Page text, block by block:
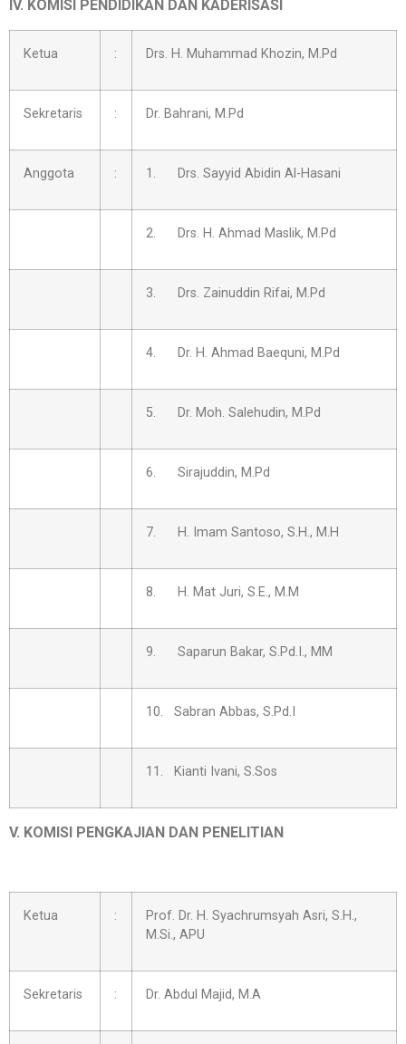
IV. KOMISI PENDIDIKAN DAN KADERISASI
Ketua : Drs. H. Muhammad Khozin, M.Pd
Sekretaris : Dr. Bahrani, M.Pd
Anggota : 1. Drs. Sayyid Abidin Al-Hasani
2. Drs. H. Ahmad Maslik, M.Pd
3. Drs. Zainuddin Rifai, M.Pd
4. Dr. H. Ahmad Baequni, M.Pd
5. Dr. Moh. Salehudin, M.Pd
6. Sirajuddin, M.Pd
7. H. Imam Santoso, S.H., M.H
8. H. Mat Juri, S.E., M.M
9. Saparun Bakar, S.Pd.I., MM
10. Sabran Abbas, S.Pd.I
11. Kianti Ivani, S.Sos
V. KOMISI PENGKAJIAN DAN PENELITIAN
Ketua :
Prof. Dr. H. Syachrumsyah Asri, S.H.,
M.Si., APU
Sekretaris : Dr. Abdul Majid, M.A